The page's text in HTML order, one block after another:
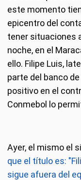
este momento
epicentro del
tener situaciones
noche, en el
ello. Filipe Luis,
parte del banco
positivo en el
Conmebol lo
Ayer, el mismo el
que el título es:
sigue afuera del